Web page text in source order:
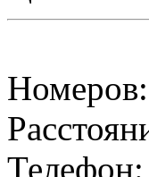
Номеров:
Телефон: